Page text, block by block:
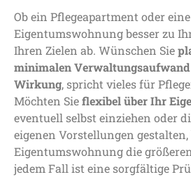
Ob ein Pflegeapartment oder eine
Eigentumswohnung besser zu
Ihren Zielen ab. Wünschen Sie
minimalen Verwaltungsaufwand
Wirkung, spricht vieles für
Möchten Sieflexibel über Ihr
eventuell selbst einziehen oder
eigenen Vorstellungen
Eigentumswohnung die
jedem Fall ist eine sorgfältige